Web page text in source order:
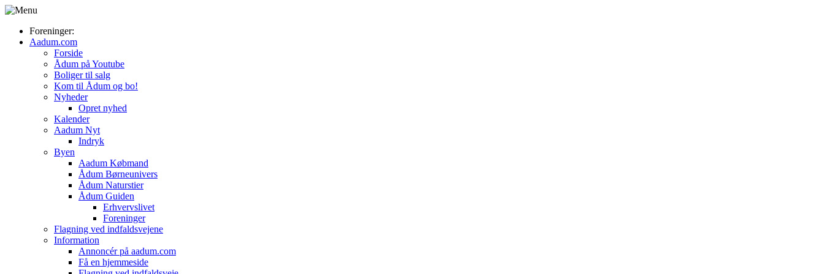
Foreninger:
Aadum.com
Forside
Ådum på Youtube
Boliger til salg
Kom til Ådum og bo!
Nyheder
Opret nyhed
Kalender
Aadum Nyt
Indryk
Byen
Aadum Købmand
Ådum Børneunivers
Ådum Naturstier
Ådum Guiden
Erhvervslivet
Foreninger
Flagning ved indfaldsvejene
Information
Annoncér på aadum.com
Få en hjemmeside